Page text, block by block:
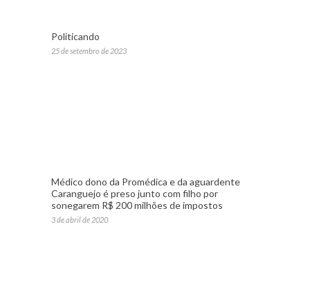
Politicando
25 de setembro de 2023
Médico dono da Promédica e da aguardente
Caranguejo é preso junto com filho por
sonegarem R$ 200 milhões de impostos
3 de abril de 2020